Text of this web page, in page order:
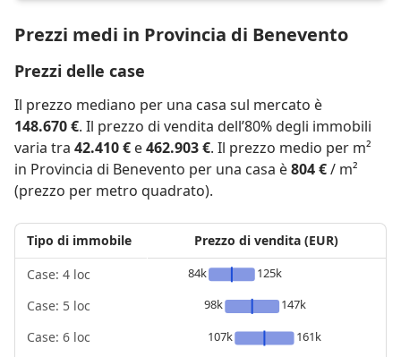
Prezzi medi in Provincia di Benevento
Prezzi delle case
Il prezzo mediano per una casa sul mercato è
148.670 €. Il prezzo di vendita dell’80% degli immobili
varia tra 42.410 € e462.903 €. Il prezzo medio per m²
in Provincia di Benevento per una casa è804 €/ m²
(prezzo per metro quadrato).
Tipo di immobile
Case: 4 loc
Case: 5 loc
Case: 6 loc
Prezzo di vendita (EUR)
84k
125k
98k
147k
107k
161k